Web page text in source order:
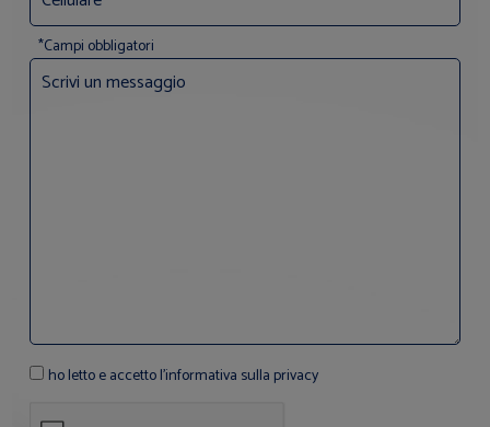
*Campi obbligatori
ho letto e accetto l'informativa sulla privacy